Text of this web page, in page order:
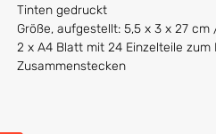
Tinten gedruckt
Größe, aufgestellt: 5,5 x 3 x 27 cm
2 x A4 Blatt mit 24 Einzelteile zum
Zusammenstecken